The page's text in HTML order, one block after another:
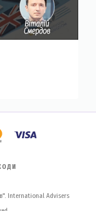
International Advisers